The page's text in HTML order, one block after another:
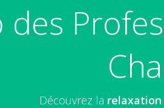
des
Découvrez la